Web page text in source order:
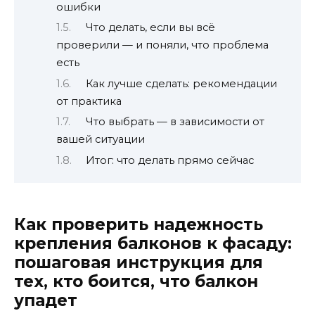
ошибки
Что делать, если вы всё
проверили — и поняли, что проблема
есть
Как лучше сделать: рекомендации
от практика
Что выбрать — в зависимости от
вашей ситуации
Итог: что делать прямо сейчас
Как проверить надежность
крепления балконов к фасаду:
пошаговая инструкция для
тех, кто боится, что балкон
упадет